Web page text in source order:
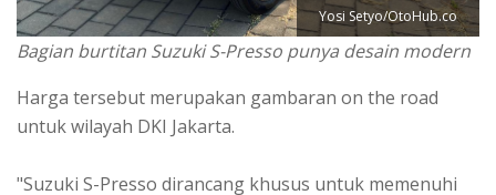
Yosi Setyo/OtoHub.co
Bagian burtitan Suzuki S-Presso punya desain modern
Harga tersebut merupakan gambaran on the road
untuk wilayah DKI Jakarta.
"Suzuki S-Presso dirancang khusus untuk memenuhi